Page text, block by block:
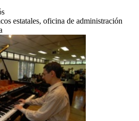
estatales, oficina de administración